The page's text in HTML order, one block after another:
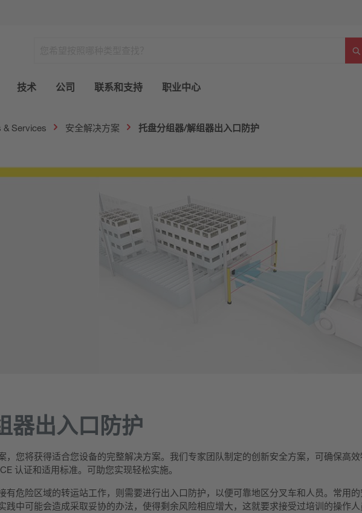
技术 公司 联系和支持 职业中心
& Services 安全解决方案 托盘分组器/解组器出入口防护
器出入口防护
，您将获得适合您设备的完整解决方案。我们专家团队制定的创新安全方案，可确保高
认证和适用标准。可助您实现轻松实施。
有危险区域的转运站工作，则需要进行出入口防护，以便可靠地区分叉车和人员。常用
践中可能会造成采取妥协的办法，使得剩余风险相应增大，这就要求接受过培训的操作